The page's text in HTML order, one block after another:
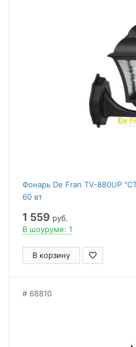
Фонарь De Fran TV-880UP
60 вт
1 559 руб.
В шоуруме: 1
В корзину
68810